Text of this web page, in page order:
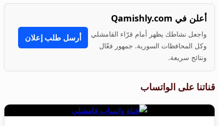
أعلن في Qamishly.com
واجعل نشاطك يظهر أمام قرّاء القامشلي
وكل المحافظات السورية. جمهور فعّال
ونتائج سريعة.
أرسل طلب إعلان
قناتنا على الواتساب